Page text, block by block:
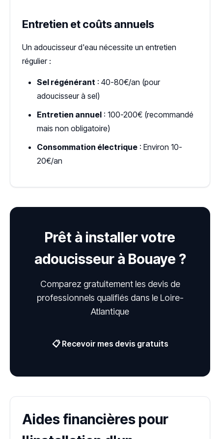
Entretien et coûts annuels
Un adoucisseur d'eau nécessite un entretien
régulier :
Sel régénérant : 40-80€/an (pour
adoucisseur à sel)
Entretien annuel : 100-200€ (recommandé
mais non obligatoire)
Consommation électrique : Environ 10-
20€/an
Prêt à installer votre
adoucisseur à Bouaye ?
Comparez gratuitement les devis de
professionnels qualifiés dans le Loire-
Atlantique
📋 Recevoir mes devis gratuits
Aides financières pour